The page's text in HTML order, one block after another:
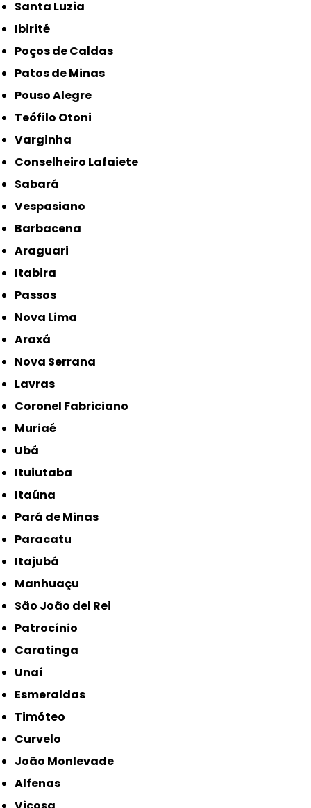
Santa Luzia
Ibirité
Poços de Caldas
Patos de Minas
Pouso Alegre
Teófilo Otoni
Varginha
Conselheiro Lafaiete
Sabará
Vespasiano
Barbacena
Araguari
Itabira
Passos
Nova Lima
Araxá
Nova Serrana
Lavras
Coronel Fabriciano
Muriaé
Ubá
Ituiutaba
Itaúna
Pará de Minas
Paracatu
Itajubá
Manhuaçu
São João del Rei
Patrocínio
Caratinga
Unaí
Esmeraldas
Timóteo
Curvelo
João Monlevade
Alfenas